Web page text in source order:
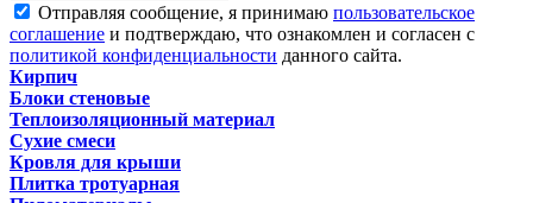
Отправляя сообщение, я принимаю пользовательское
соглашение и подтверждаю, что ознакомлен и согласен с
политикой конфиденциальности данного сайта.
Кирпич
Блоки стеновые
Теплоизоляционный материал
Сухие смеси
Кровля для крыши
Плитка тротуарная